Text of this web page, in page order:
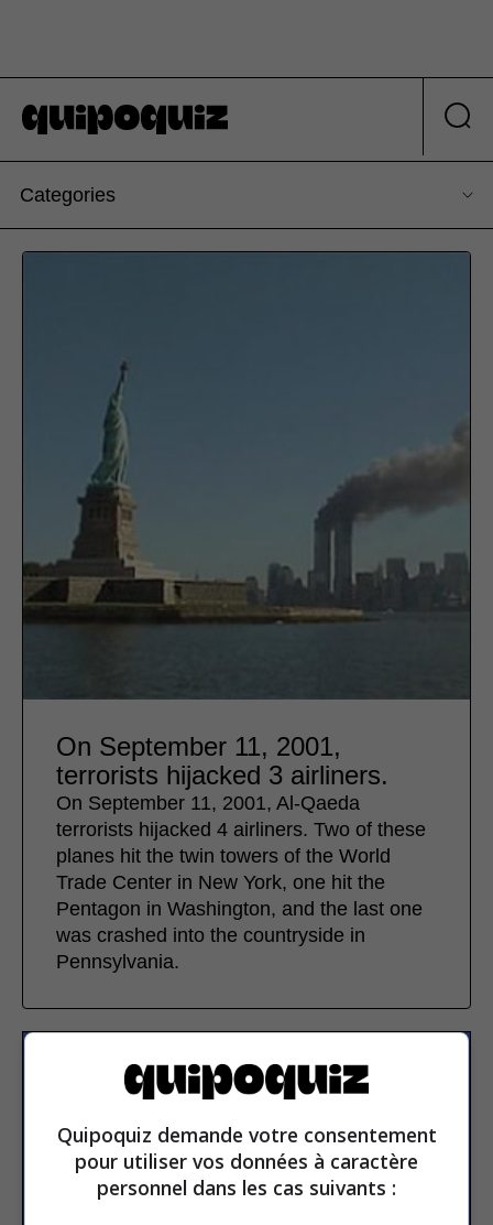
Categories
On September 11, 2001,
terrorists hijacked 3 airliners.
On September 11, 2001, Al-Qaeda
terrorists hijacked 4 airliners. Two of these
planes hit the twin towers of the World
Trade Center in New York, one hit the
Pentagon in Washington, and the last one
was crashed into the countryside in
Pennsylvania.
Subscribe to our
newsletter
Email address
Quipoquiz demande votre consentement
pour utiliser vos données à caractère
personnel dans les cas suivants :